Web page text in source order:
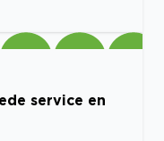
service en